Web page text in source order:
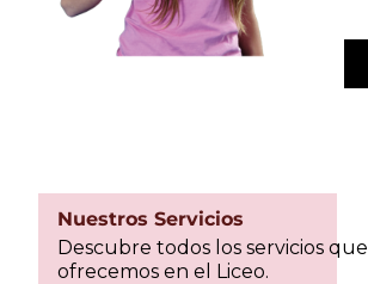
Nuestros Servicios
Descubre todos los servicios que
ofrecemos en el Liceo.